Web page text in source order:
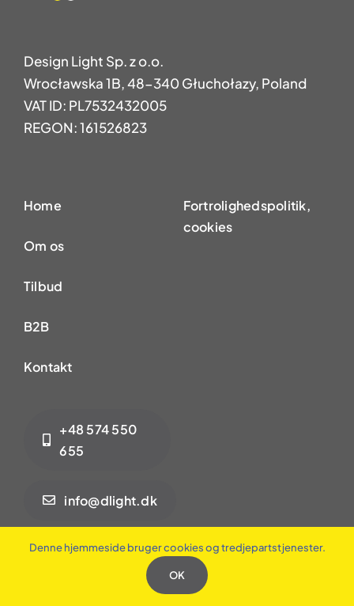
Design Light Sp. z o.o.
Wrocławska 1B, 48-340 Głuchołazy, Poland
VAT ID: PL7532432005
REGON: 161526823
Home
Om os
Tilbud
B2B
Kontakt
Fortrolighedspolitik,
cookies
+48 574 550
655
info@dlight.dk
www.designlight.eu
www.designlightled.de
Denne hjemmeside bruger cookies og tredjepartstjenester.
OK